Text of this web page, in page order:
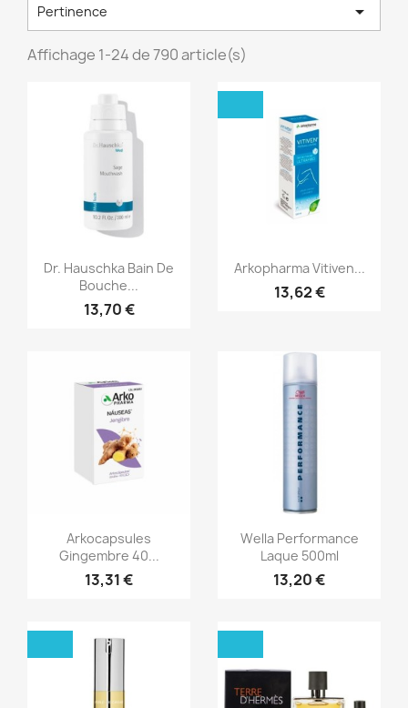
Pertinence 
Affichage 1-24 de 790 article(s)
Aperçu rapide
Dr. Hauschka Bain De
Bouche...
13,70 €
Aperçu rapide
Arkopharma Vitiven...
13,62 €
Aperçu rapide
Arkocapsules
Gingembre 40...
13,31 €
Aperçu rapide
Wella Performance
Laque 500ml
13,20 €